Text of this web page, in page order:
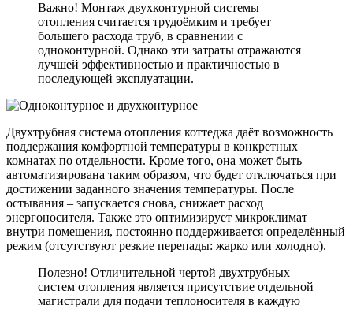
Важно! Монтаж двухконтурной системы
отопления считается трудоёмким и требует
большего расхода труб, в сравнении с
одноконтурной. Однако эти затраты отражаются
лучшей эффективностью и практичностью в
последующей эксплуатации.
Двухтрубная система отопления коттеджа даёт возможность
поддержания комфортной температуры в конкретных
комнатах по отдельности. Кроме того, она может быть
автоматизирована таким образом, что будет отключаться при
достижении заданного значения температуры. После
остывания – запускается снова, снижает расход
энергоносителя. Также это оптимизирует микроклимат
внутри помещения, постоянно поддерживается определённый
режим (отсутствуют резкие перепады: жарко или холодно).
Полезно! Отличительной чертой двухтрубных
систем отопления является присутствие отдельной
магистрали для подачи теплоносителя в каждую